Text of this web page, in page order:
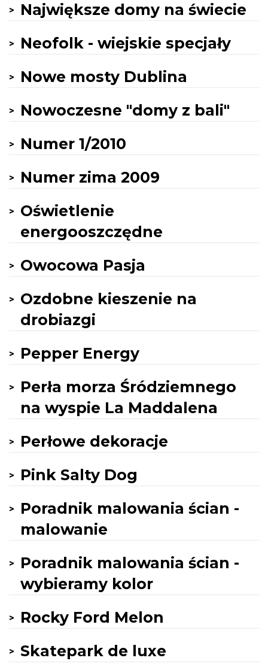
Największe domy na świecie
Neofolk - wiejskie specjały
Nowe mosty Dublina
Nowoczesne "domy z bali"
Numer 1/2010
Numer zima 2009
Oświetlenie
energooszczędne
Owocowa Pasja
Ozdobne kieszenie na
drobiazgi
Pepper Energy
Perła morza Śródziemnego
na wyspie La Maddalena
Perłowe dekoracje
Pink Salty Dog
Poradnik malowania ścian -
malowanie
Poradnik malowania ścian -
wybieramy kolor
Rocky Ford Melon
Skatepark de luxe